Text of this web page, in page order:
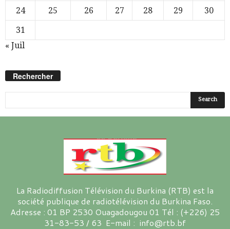
24
25 26 27 28 29
30
31
« Juil
Rechercher
La Radiodiffusion Télévision du Burkina (RTB) est la
société publique de radiotélévision du Burkina Faso.
Adresse : 01 BP 2530 Ouagadougou 01 Tél : (+226) 25
31-83-53 / 63 E-mail : info@rtb.bf